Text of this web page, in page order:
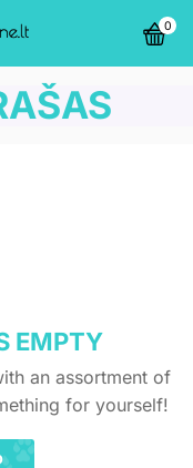
0
EMPTY
an assortment of
for yourself!